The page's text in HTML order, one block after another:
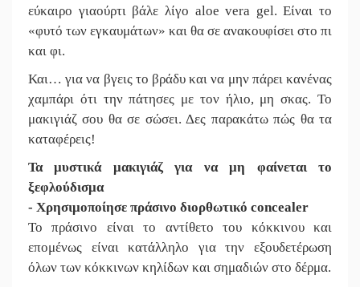
εύκαιρο γιαούρτι βάλε λίγο aloe vera gel. Είναι το
«φυτό των εγκαυμάτων» και θα σε ανακουφίσει στο πι
και φι.
Και… για να βγεις το βράδυ και να μην πάρει κανένας
χαμπάρι ότι την πάτησες με τον ήλιο, μη σκας. Το
μακιγιάζ σου θα σε σώσει. Δες παρακάτω πώς θα τα
καταφέρεις!
Τα μυστικά μακιγιάζ για να μη φαίνεται το
ξεφλούδισμα
- Χρησιμοποίησε πράσινο διορθωτικό concealer
Το πράσινο είναι το αντίθετο του κόκκινου και
επομένως είναι κατάλληλο για την εξουδετέρωση
όλων των κόκκινων κηλίδων και σημαδιών στο δέρμα.